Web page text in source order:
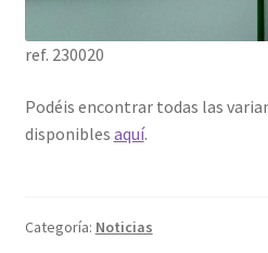
ref. 230020
Podéis encontrar todas las
disponibles aquí.
Categoría: Noticias